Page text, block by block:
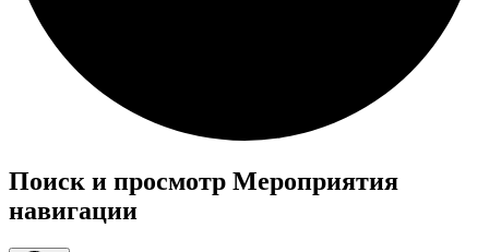
Поиск и просмотр Мероприятия
навигации